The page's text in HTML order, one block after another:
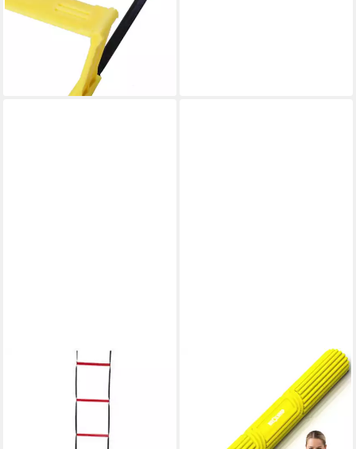
Koordinationsleiter
Koordinationsleiter mit Hürde
lieferbar - in 2-3 Werktagen bei dir
Koordinationsleiter EZ
lieferbar - in 2-3 Werktagen bei dir